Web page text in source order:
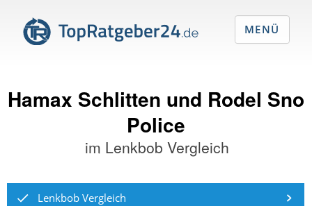
Hamax Schlitten und Rodel Sno
Police
im Lenkbob Vergleich
Lenkbob Vergleich
MENÜ